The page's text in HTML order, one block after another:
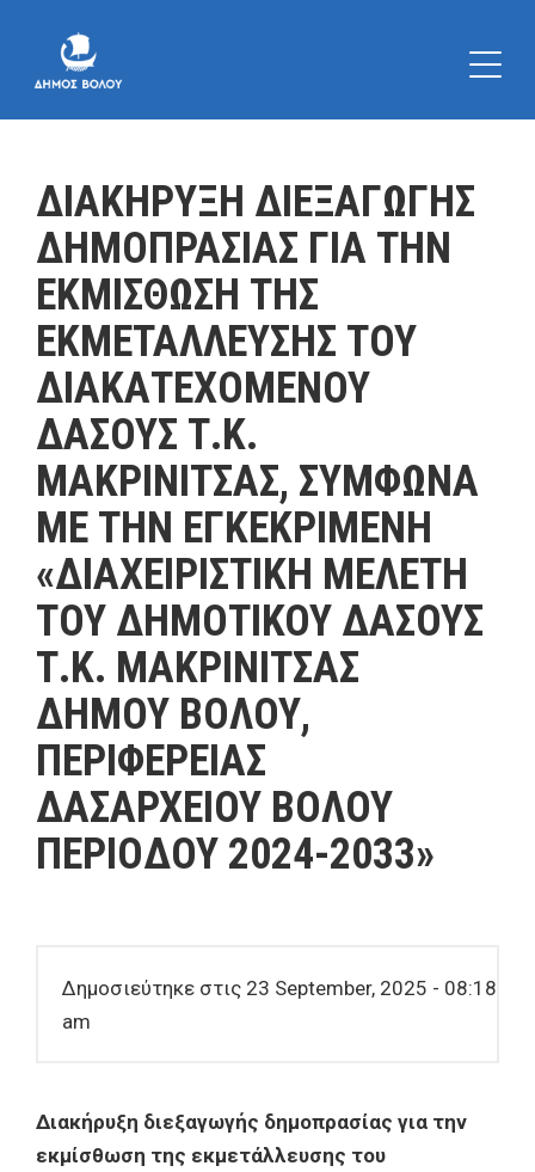
ΔΙΑΚΗΡΥΞΗ ΔΙΕΞΑΓΩΓΗΣ
ΔΗΜΟΠΡΑΣΙΑΣ ΓΙΑ ΤΗΝ
ΕΚΜΙΣΘΩΣΗ ΤΗΣ
ΕΚΜΕΤΑΛΛΕΥΣΗΣ ΤΟΥ
ΔΙΑΚΑΤΕΧΟΜΕΝΟΥ
ΔΑΣΟΥΣ Τ.Κ.
ΜΑΚΡΙΝΙΤΣΑΣ, ΣΥΜΦΩΝΑ
ΜΕ ΤΗΝ ΕΓΚΕΚΡΙΜΕΝΗ
«ΔΙΑΧΕΙΡΙΣΤΙΚΗ ΜΕΛΕΤΗ
ΤΟΥ ΔΗΜΟΤΙΚΟΥ ΔΑΣΟΥΣ
Τ.Κ. ΜΑΚΡΙΝΙΤΣΑΣ
ΔΗΜΟΥ ΒΟΛΟΥ,
ΠΕΡΙΦΕΡΕΙΑΣ
ΔΑΣΑΡΧΕΙΟΥ ΒΟΛΟΥ
ΠΕΡΙΟΔΟΥ 2024-2033»
Δημοσιεύτηκε στις 23 September, 2025 - 08:18
am
Διακήρυξη διεξαγωγής δημοπρασίας για την
εκμίσθωση της εκμετάλλευσης του